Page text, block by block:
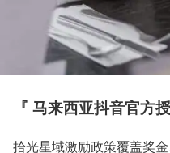
『 马来西亚抖音官方
拾光星域激励政策覆盖奖